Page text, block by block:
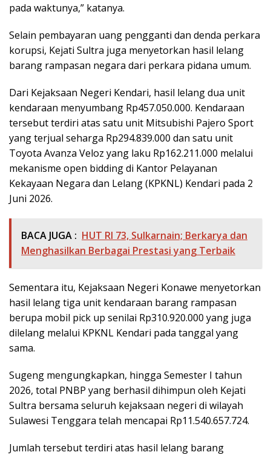
pada waktunya,” katanya.
Selain pembayaran uang pengganti dan denda perkara
korupsi, Kejati Sultra juga menyetorkan hasil lelang
barang rampasan negara dari perkara pidana umum.
Dari Kejaksaan Negeri Kendari, hasil lelang dua unit
kendaraan menyumbang Rp457.050.000. Kendaraan
tersebut terdiri atas satu unit Mitsubishi Pajero Sport
yang terjual seharga Rp294.839.000 dan satu unit
Toyota Avanza Veloz yang laku Rp162.211.000 melalui
mekanisme open bidding di Kantor Pelayanan
Kekayaan Negara dan Lelang (KPKNL) Kendari pada 2
Juni 2026.
BACA JUGA : HUT RI 73, Sulkarnain; Berkarya dan
Menghasilkan Berbagai Prestasi yang Terbaik
Sementara itu, Kejaksaan Negeri Konawe menyetorkan
hasil lelang tiga unit kendaraan barang rampasan
berupa mobil pick up senilai Rp310.920.000 yang juga
dilelang melalui KPKNL Kendari pada tanggal yang
sama.
Sugeng mengungkapkan, hingga Semester I tahun
2026, total PNBP yang berhasil dihimpun oleh Kejati
Sultra bersama seluruh kejaksaan negeri di wilayah
Sulawesi Tenggara telah mencapai Rp11.540.657.724.
Jumlah tersebut terdiri atas hasil lelang barang